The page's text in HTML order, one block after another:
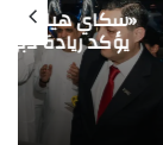
الأول